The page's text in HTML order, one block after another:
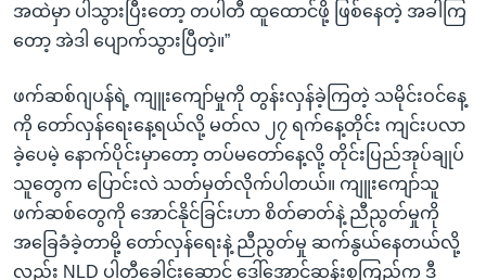
အထဲမှာ ပါသွားပြီးတော့ တပါတီ ထူထောင်ဖို့ ဖြစ်နေတဲ့ အခါကြ
တော့ အဲဒါ ပျောက်သွားပြီတဲ့။”
ဖက်ဆစ်ဂျပန်ရဲ့ ကျူးကျော်မှုကို တွန်းလှန်ခဲ့ကြတဲ့ သမိုင်းဝင်နေ့
ကို တော်လှန်ရေးနေ့ရယ်လို့ မတ်လ ၂၇ ရက်နေ့တိုင်း ကျင်းပလာ
ခဲ့ပေမဲ့ နောက်ပိုင်းမှာတော့ တပ်မတော်နေ့လို့ တိုင်းပြည်အုပ်ချုပ်
သူတွေက ပြောင်းလဲ သတ်မှတ်လိုက်ပါတယ်။ ကျူးကျော်သူ
ဖက်ဆစ်တွေကို အောင်နိုင်ခြင်းဟာ စိတ်ဓာတ်နဲ့ ညီညွတ်မှုကို
အခြေခံခဲ့တာမို့ တော်လှန်ရေးနဲ့ ညီညွတ်မှု ဆက်နွယ်နေတယ်လို့
လည်း NLD ပါတီခေါင်းဆောင် ဒေါ်အောင်ဆန်းစုကြည်က ဒီ